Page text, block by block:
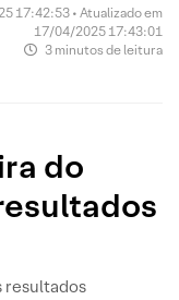
17:42:53 • Atualizado em
17/04/2025 17:43:01
3 minutos de leitura
do
resultados